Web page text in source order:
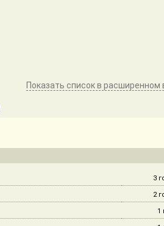
Показать список в расширенном
3
2
1